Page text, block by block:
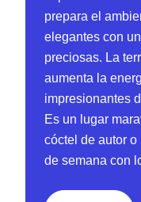
prepara el
elegantes con
preciosas. La
aumenta la
impresionantes
Es un lugar
cóctel de autor
de semana con